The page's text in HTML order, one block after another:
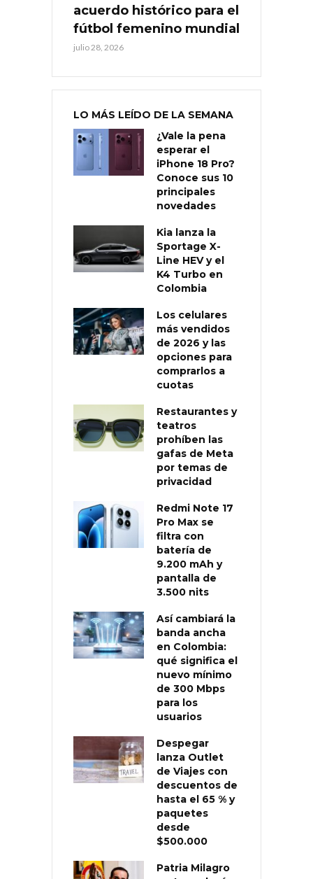
acuerdo histórico para el
fútbol femenino mundial
julio 28, 2026
LO MÁS LEÍDO DE LA SEMANA
¿Vale la pena
esperar el
iPhone 18 Pro?
Conoce sus 10
principales
novedades
Kia lanza la
Sportage X-
Line HEV y el
K4 Turbo en
Colombia
Los celulares
más vendidos
de 2026 y las
opciones para
comprarlos a
cuotas
Restaurantes y
teatros
prohíben las
gafas de Meta
por temas de
privacidad
Redmi Note 17
Pro Max se
filtra con
batería de
9.200 mAh y
pantalla de
3.500 nits
Así cambiará la
banda ancha
en Colombia:
qué significa el
nuevo mínimo
de 300 Mbps
para los
usuarios
Despegar
lanza Outlet
de Viajes con
descuentos de
hasta el 65 % y
paquetes
desde
$500.000
Patria Milagro